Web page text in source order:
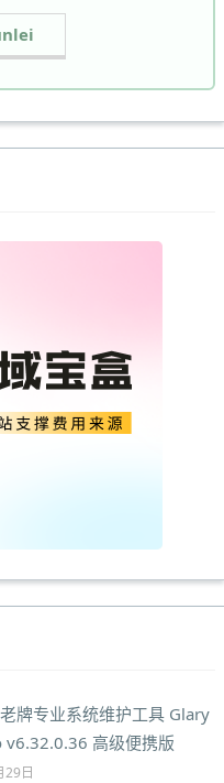
牌专业系统维护工具 Glary
高级便携版
29日